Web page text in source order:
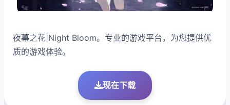
夜幕之花|Night Bloom。专业的游戏平台，为您提供优
质的游戏体验。
现在下载